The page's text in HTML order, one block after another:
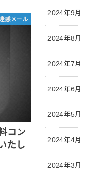
惑メール
コン
たし
2024年9月
2024年8月
2024年7月
2024年6月
2024年5月
2024年4月
2024年3月